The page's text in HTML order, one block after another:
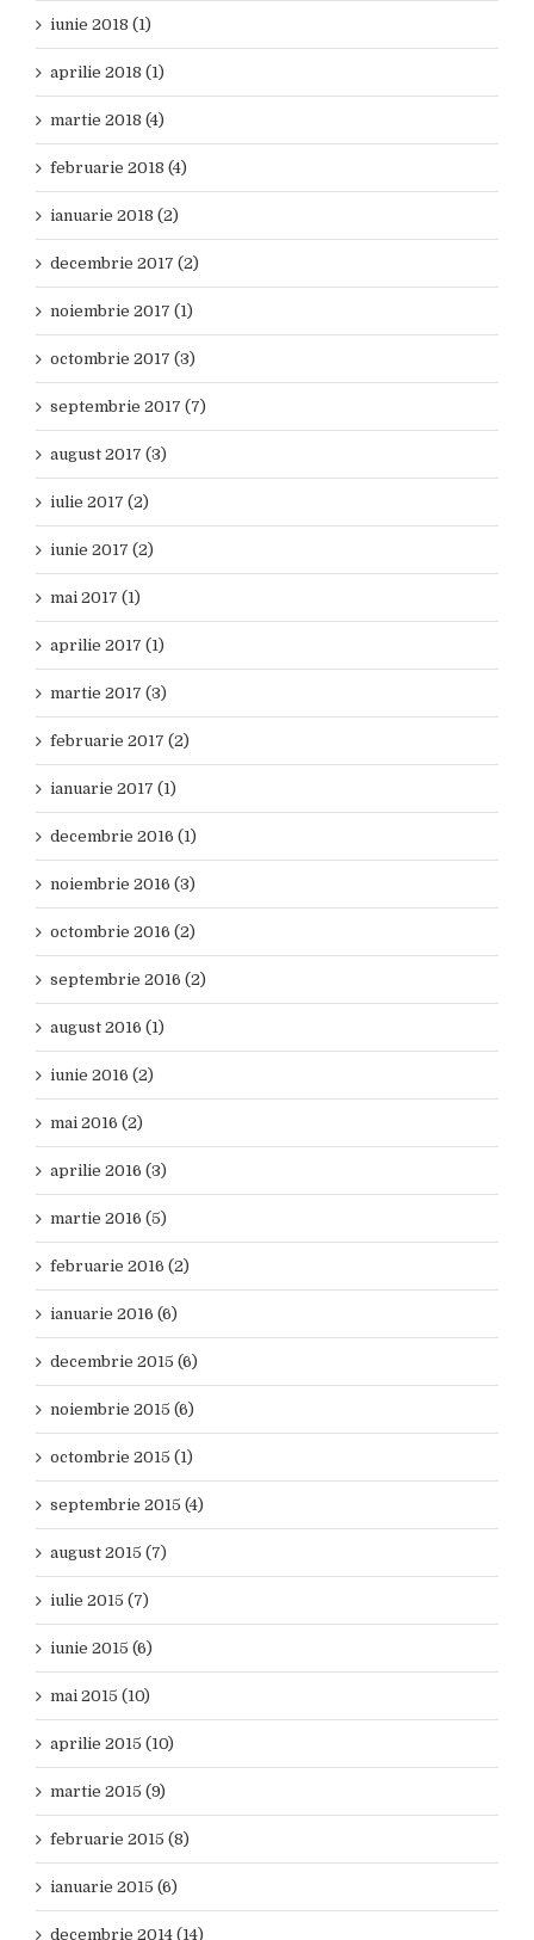
iunie 2018 (1)
aprilie 2018 (1)
martie 2018 (4)
februarie 2018 (4)
ianuarie 2018 (2)
decembrie 2017 (2)
noiembrie 2017 (1)
octombrie 2017 (3)
septembrie 2017 (7)
august 2017 (3)
iulie 2017 (2)
iunie 2017 (2)
mai 2017 (1)
aprilie 2017 (1)
martie 2017 (3)
februarie 2017 (2)
ianuarie 2017 (1)
decembrie 2016 (1)
noiembrie 2016 (3)
octombrie 2016 (2)
septembrie 2016 (2)
august 2016 (1)
iunie 2016 (2)
mai 2016 (2)
aprilie 2016 (3)
martie 2016 (5)
februarie 2016 (2)
ianuarie 2016 (6)
decembrie 2015 (6)
noiembrie 2015 (6)
octombrie 2015 (1)
septembrie 2015 (4)
august 2015 (7)
iulie 2015 (7)
iunie 2015 (6)
mai 2015 (10)
aprilie 2015 (10)
martie 2015 (9)
februarie 2015 (8)
ianuarie 2015 (6)
decembrie 2014 (14)